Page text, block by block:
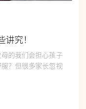
究！
的我们会担心孩子
？但很多家长忽视